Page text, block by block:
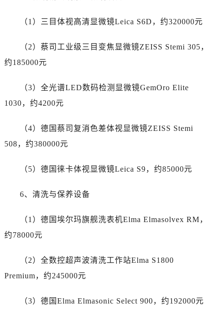
（1）三目体视高清显微镜Leica S6D，约320000元
（2）蔡司工业级三目变焦显微镜ZEISS Stemi 305，
约185000元
（3）全光谱LED数码检测显微镜GemOro Elite
1030，约4200元
（4）德国蔡司复消色差体视显微镜ZEISS Stemi
508，约380000元
（5）德国徕卡体视显微镜Leica S9，约85000元
6、清洗与保养设备
（1）德国埃尔玛旗舰洗表机Elma Elmasolvex RM，
约78000元
（2）全数控超声波清洗工作站Elma S1800
Premium，约245000元
（3）德国Elma Elmasonic Select 900，约192000元